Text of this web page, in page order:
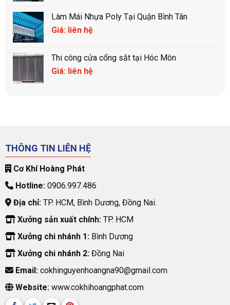
Làm Mái Nhựa Poly Tại Quận Bình Tân
Giá: liên hệ
Thi công cửa cổng sắt tại Hóc Môn
Giá: liên hệ
THÔNG TIN LIÊN HỆ
Cơ Khí Hoàng Phát
Hotline:0906.997.486
Địa chỉ:TP. HCM, Bình Dương, Đồng Nai.
Xưởng sản xuất chính:TP. HCM
Xưởng chi nhánh 1:Bình Dương
Xưởng chi nhánh 2:Đồng Nai
Email:cokhinguyenhoangna90@gmail.com
Website:www.cokhihoangphat.com